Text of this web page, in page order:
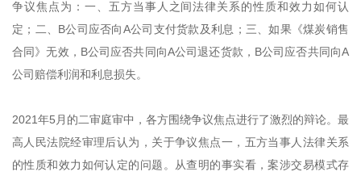
争议焦点为：一、五方当事人之间法律关系的性质和效力如何认
定；二、B公司应否向A公司支付货款及利息；三、如果《煤炭销售
合同》无效，B公司应否共同向A公司退还货款，B公司应否共同向A
公司赔偿利润和利息损失。
2021年5月的二审庭审中，各方围绕争议焦点进行了激烈的辩论。最
高人民法院经审理后认为，关于争议焦点一，五方当事人法律关系
的性质和效力如何认定的问题。从查明的事实看，案涉交易模式存